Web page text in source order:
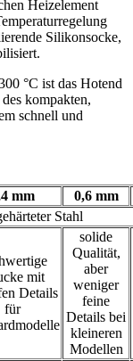
Heizelement
Silikonsocke,
°C ist das Hotend
kompakten,
schnell und
mm
0,6 mm
Stahl
mit
Details
für
solide
Qualität,
aber
weniger
feine
Details bei
kleineren
Modellen